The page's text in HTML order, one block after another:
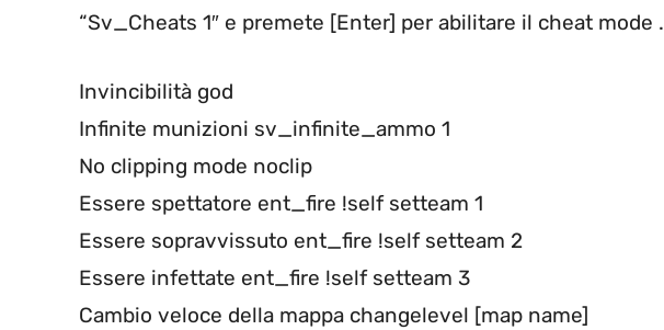
“Sv_Cheats 1″ e premete [Enter] per abilitare il cheat mode .
Invincibilità god
Infinite munizioni sv_infinite_ammo 1
No clipping mode noclip
Essere spettatore ent_fire !self setteam 1
Essere sopravvissuto ent_fire !self setteam 2
Essere infettate ent_fire !self setteam 3
Cambio veloce della mappa changelevel [map name]